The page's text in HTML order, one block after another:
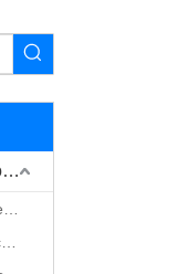
Macchina per la produzione di mobili